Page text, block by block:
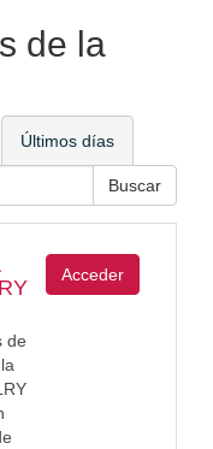
de la
Últimos días
de
Acceder